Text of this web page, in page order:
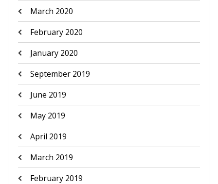
March 2020
February 2020
January 2020
September 2019
June 2019
May 2019
April 2019
March 2019
February 2019